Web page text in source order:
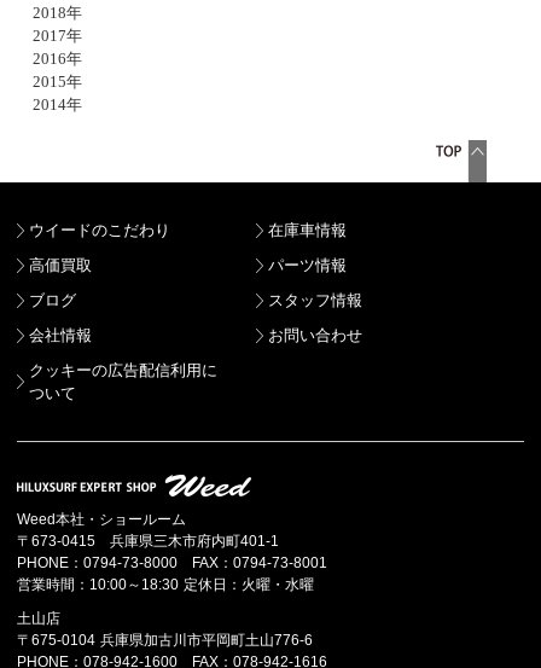
2018年
2017年
2016年
2015年
2014年
ウイードのこだわり
在庫車情報
高価買取
パーツ情報
ブログ
スタッフ情報
会社情報
お問い合わせ
クッキーの広告配信利用に
ついて
Weed本社・ショールーム
〒673-0415 兵庫県三木市府内町401-1
PHONE：0794-73-8000 FAX：0794-73-8001
営業時間：10:00～18:30 定休日：火曜・水曜
土山店
〒675-0104 兵庫県加古川市平岡町土山776-6
PHONE：078-942-1600 FAX：078-942-1616